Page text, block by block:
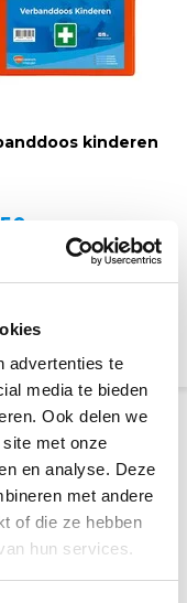
advertenties te
media te bieden
Ook delen we
met onze
en analyse. Deze
met andere
of die ze hebben
hun services.
kinderen
voor 15:00
zelfde dag
(HACCP)